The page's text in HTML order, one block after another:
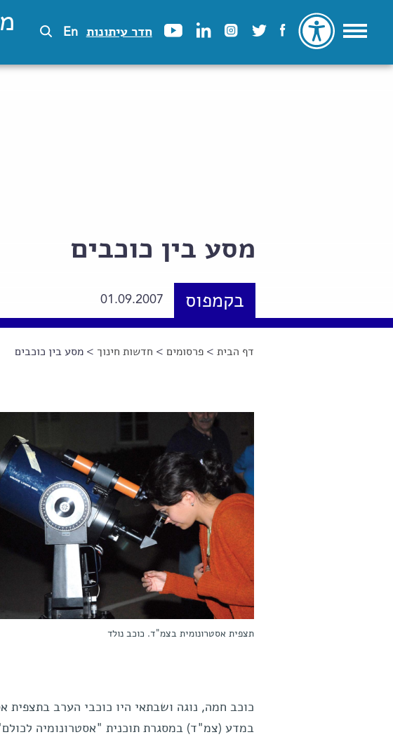
חדר עיתונות En
מסע בין כוכבים
בקמפוס 01.09.2007
הינך נמצא כאן
דף הבית >פרסומים > חדשות חינוך > מסע בין כוכבים
תצפית אסטרונומית בצמ"ד. כוכב נולד
כוכב חמה, נוגה ושבתאי היו כוכבי הערב בתצפית
במדע (צמ"ד) במסגרת תוכנית "אסטרונומיה